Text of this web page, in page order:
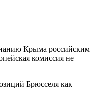
Крыма российским
комиссия не
Брюсселя как